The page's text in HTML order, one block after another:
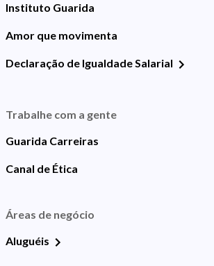
Instituto Guarida
Amor que movimenta
Declaração de Igualdade Salarial
Trabalhe com a gente
Guarida Carreiras
Canal de Ética
Áreas de negócio
Aluguéis